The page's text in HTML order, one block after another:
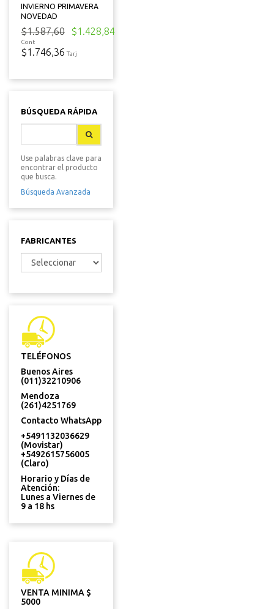
INVIERNO PRIMAVERA
NOVEDAD
$1.587,60 $1.428,84
Cont
$1.746,36 Tarj
BÚSQUEDA RÁPIDA
Use palabras clave para
encontrar el producto
que busca.
Búsqueda Avanzada
FABRICANTES
TELÉFONOS
Buenos Aires
(011)32210906
Mendoza
(261)4251769
Contacto WhatsApp
+5491132036629
(Movistar)
+5492615756005
(Claro)
Horario y Días de
Atención:
Lunes a Viernes de
9 a 18 hs
VENTA MINIMA $
5000